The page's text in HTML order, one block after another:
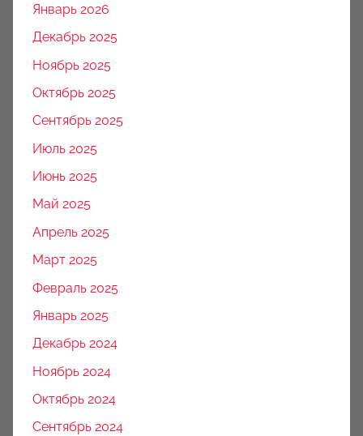
Январь 2026
Декабрь 2025
Ноябрь 2025
Октябрь 2025
Сентябрь 2025
Июль 2025
Июнь 2025
Май 2025
Апрель 2025
Март 2025
Февраль 2025
Январь 2025
Декабрь 2024
Ноябрь 2024
Октябрь 2024
Сентябрь 2024